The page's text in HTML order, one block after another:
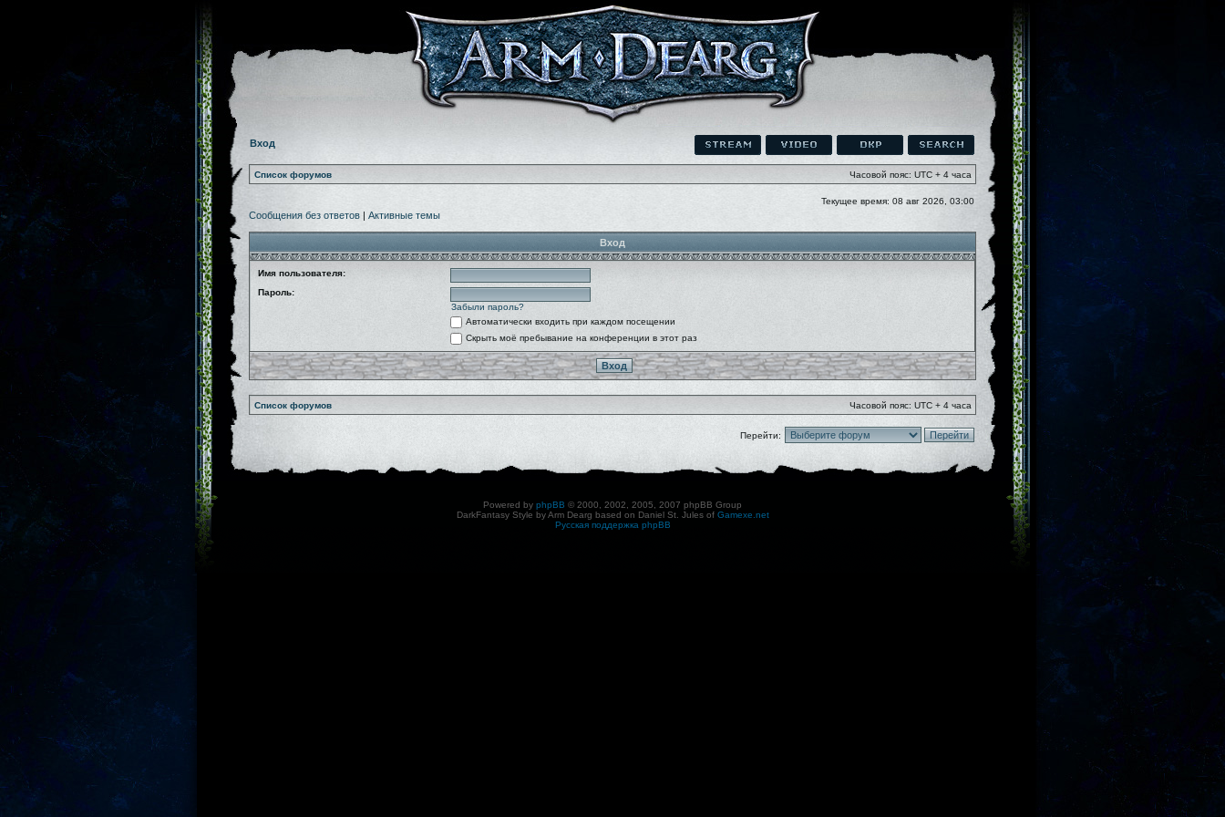
Вход
Список форумов Часовой пояс: UTC + 4 часа
Текущее время: 08 авг 2026, 03:00
Сообщения без ответов | Активные темы
Вход
Имя пользователя:
Пароль:
Забыли пароль?
Автоматически входить при каждом посещении
Скрыть моё пребывание на конференции в этот раз
Список форумов Часовой пояс: UTC + 4 часа
Перейти:
Powered by phpBB © 2000, 2002, 2005, 2007 phpBB Group
DarkFantasy Style by Arm Dearg based on Daniel St. Jules of Gamexe.net
Русская поддержка phpBB